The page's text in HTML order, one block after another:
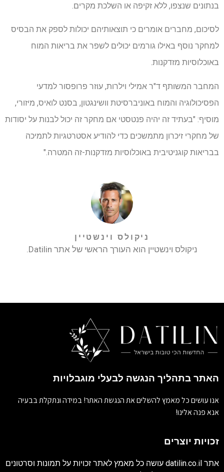
בנתונים שנצפו, ללא זקיפה או השלכת מקרים.
לסיכום, מחברים אומרים כי תוצאותיהם יכולות לספק את הבסיס
למחקר נוסף באילו גורמים יכולים לשפר את בריאות המוח
באוכלוסיות מזדקנות.
המחבר המשותף ד"ר אמילי וילרות, עוזר פרופסור למדעי
הפסיכולוגיה והמוח באוניברסיטת וושינגטון, בסנט לואיס, מיזורי,
מוסיף: "בעתיד זה יהיה פנטסטי אם מחקר זה יכול לבנות על יסודות
של מחקרי זיכרון מתמשכים כדי להודיע ​​אסטרטגיות לתמיכה
בבריאות קוגניטיבית באוכלוסיות מזדקנות-זה המטרה."
ניקולס וינשטיין
ניקולס וינשטיין הוא העורך הראשי של אתר Datilin.
האתר בתהליך הנגשה לבעלי מוגבלויות
אנו עושים כל מאמץ להשלים את הנגשת האתר! במידה ונתקלת בבעיה
אנא פנה אלינו!
זכויות יוצרים
אתר datilin.co.il עושה כל מאמץ לאתר זכויות על תמונות וסרטונים